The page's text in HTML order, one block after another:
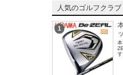
人気のゴルフクラブ
1
す